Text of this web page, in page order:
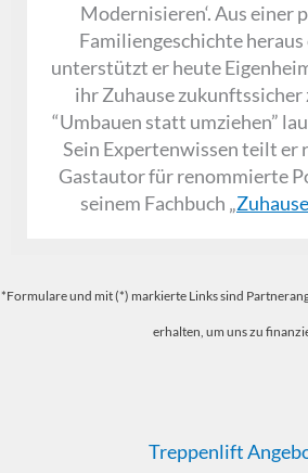
Modernisieren‘. Aus einer
Familiengeschichte
unterstützt er heute
ihr Zuhause zukunftssicher
“Umbauen statt umziehen”
Sein Expertenwissen teilt er
Gastautor für renommierte
seinem Fachbuch „
*Formulare und mit (*) markierte Links sind
erhalten, um uns zu
Treppenlift